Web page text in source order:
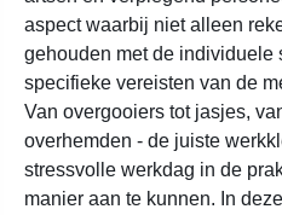
aspect waarbij niet alleen
gehouden met de individuele
specifieke vereisten van de
Van overgooiers tot jasjes,
overhemden - de juiste
stressvolle werkdag in de
manier aan te kunnen. In